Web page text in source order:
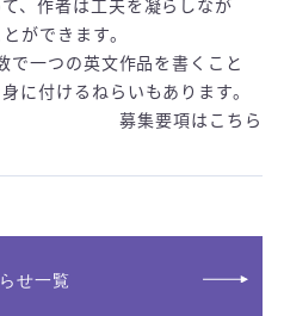
ができます。
で一つの英文作品を書くこと
に付けるねらいもあります。
募集要項はこちら
せ一覧